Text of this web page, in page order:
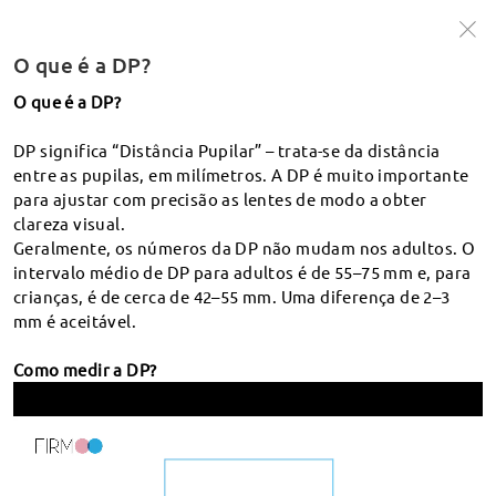
pesquisa
O que é a PD
Envio e rastreamento
Como posso seguir a minha encomenda?
Quanto tempo demorará a minha encomenda a ser
Em que países/regiões entregam? Que serviço de
correio utilizam? Quanto tempo demora a entrega?
Qual é o custo de envio?
Devoluções
Política de Trocas e Devoluções
Quando vou receber o reembolso?
Encomenda
Como efetuar uma encomenda na Firmoo?
Receita
O que é a DP?
O que é a DP?
DP significa “Distância Pupilar” – trata-se da distância
entre as pupilas, em milímetros. A DP é muito importante
para ajustar com precisão as lentes de modo a obter
clareza visual.
Geralmente, os números da DP não mudam nos adultos. O
intervalo médio de DP para adultos é de 55–75 mm e, para
crianças, é de cerca de 42–55 mm. Uma diferença de 2–3
mm é aceitável.
Como medir a DP?